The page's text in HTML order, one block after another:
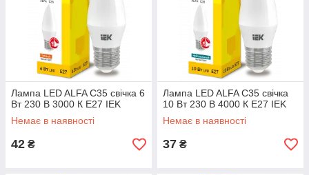
Лампа LED ALFA C35 свічка 6
Вт 230 В 3000 К E27 IEK
Немає в наявності
42 ₴
Лампа LED ALFA C35 свічка
10 Вт 230 В 4000 К E27 IEK
Немає в наявності
37 ₴